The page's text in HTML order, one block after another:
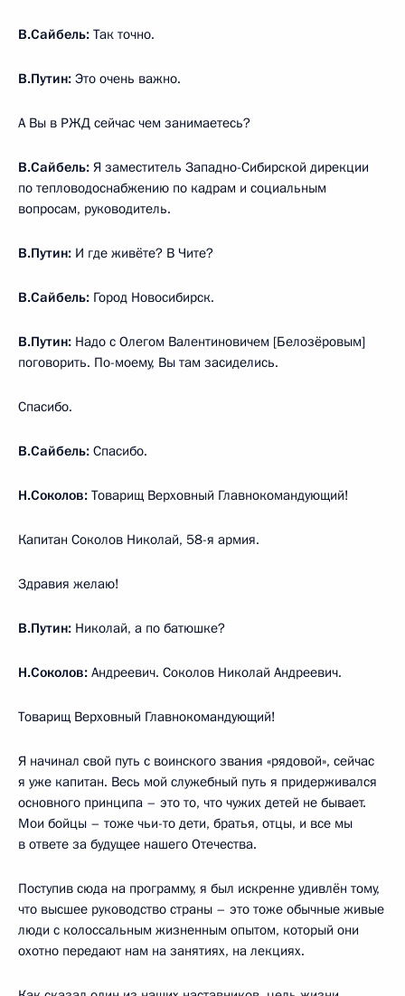
В.Сайбель: Так точно.
В.Путин: Это очень важно.
А Вы в РЖД сейчас чем занимаетесь?
В.Сайбель: Я заместитель Западно-Сибирской дирекции
по тепловодоснабжению по кадрам и социальным
вопросам, руководитель.
В.Путин: И где живёте? В Чите?
В.Сайбель: Город Новосибирск.
В.Путин: Надо с Олегом Валентиновичем [Белозёровым]
поговорить. По-моему, Вы там засиделись.
Спасибо.
В.Сайбель: Спасибо.
Н.Соколов: Товарищ Верховный Главнокомандующий!
Капитан Соколов Николай, 58-я армия.
Здравия желаю!
В.Путин: Николай, а по батюшке?
Н.Соколов: Андреевич. Соколов Николай Андреевич.
Товарищ Верховный Главнокомандующий!
Я начинал свой путь с воинского звания «рядовой», сейчас
я уже капитан. Весь мой служебный путь я придерживался
основного принципа – это то, что чужих детей не бывает.
Мои бойцы – тоже чьи-то дети, братья, отцы, и все мы
в ответе за будущее нашего Отечества.
Поступив сюда на программу, я был искренне удивлён тому,
что высшее руководство страны – это тоже обычные живые
люди с колоссальным жизненным опытом, который они
охотно передают нам на занятиях, на лекциях.